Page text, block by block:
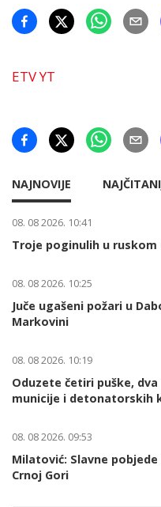
ETV YT
NAJNOVIJE
08. 08 2026. 10:41
Troje poginulih u ruskom
08. 08 2026. 10:25
Juče ugašeni požari u
Markovini
08. 08 2026. 10:19
Oduzete četiri puške,
municije i detonatorskih
08. 08 2026. 09:53
Milatović: Slavne
Crnoj Gori